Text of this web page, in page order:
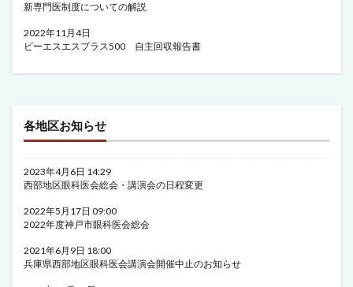
新専門医制度についての解説
2022年11月4日
ビーエスエスプラス500 自主回収報告書
各地区お知らせ
2023年4月6日 14:29
西部地区眼科医会総会・講演会の日程変更
2022年5月17日 09:00
2022年度神戸市眼科医会総会
2021年6月9日 18:00
兵庫県西部地区眼科医会講演会開催中止のお知らせ